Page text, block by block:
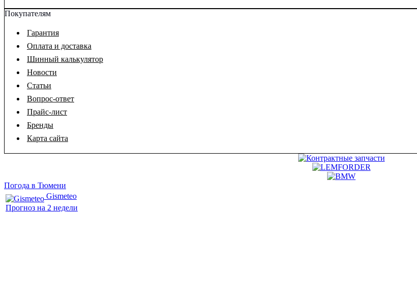
Покупателям
Гарантия
Оплата и доставка
Шинный калькулятор
Новости
Статьи
Вопрос-ответ
Прайс-лист
Бренды
Карта сайта
Погода в Тюмени
Gismeteo
Прогноз на 2 недели